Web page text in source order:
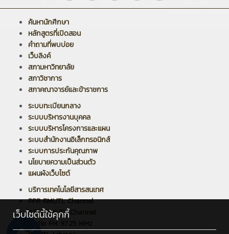
ค้นหานักศึกษา
หลักสูตรที่เปิดสอน
คำถามที่พบบ่อย
เว็บลิงค์
สภามหาวิทยาลัย
สภาวิชาการ
สภาคณาจารย์และข้าราชการ
ระบบทะเบียนกลาง
ระบบบริหารงานบุคคล
ระบบบริหารโครงการและแผน
ระบบสำนักงานอิเล็กทรอนิกส์
ระบบการประกันคุณภาพ
นโยบายความเป็นส่วนตัว
แผนผังเว็บไซต์
บริการเทคโนโลยีสารสนเทศ
PPR RMUTL Channel
ARIT RMUTL Channel
Radio FM 97.25 MHz
เว็บไซต์นี้ใช้คุกกี้